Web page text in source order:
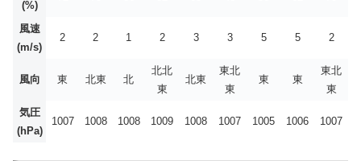
(%)
風速
(m/s)
2 2 1 2 3 3 5 5 2
風向 東 北東 北
北北
東
北東
東北
東
東 東
東北
東
気圧
(hPa)
1007 1008 1008 1009 1008 1007 1005 1006 1007